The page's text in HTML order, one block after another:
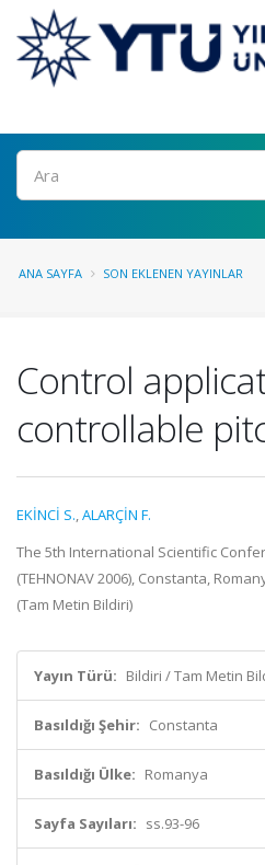
Ara
ANA SAYFA SON EKLENEN YAYINLAR
Control
controllable
EKİNCİ S.,ALARÇİN F.
The 5th International Scientific
(TEHNONAV 2006), Constanta,
(Tam Metin Bildiri)
Yayın Türü: Bildiri / Tam Metin
Basıldığı Şehir: Constanta
Basıldığı Ülke: Romanya
Sayfa Sayıları: ss.93-96